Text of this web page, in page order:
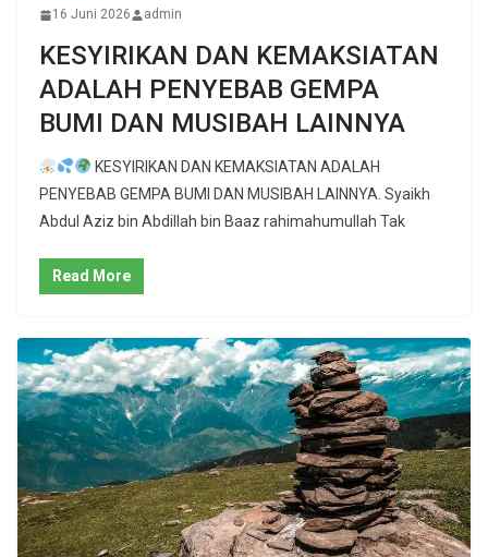
16 Juni 2026 admin
KESYIRIKAN DAN KEMAKSIATAN
ADALAH PENYEBAB GEMPA
BUMI DAN MUSIBAH LAINNYA
KESYIRIKAN DAN KEMAKSIATAN ADALAH
PENYEBAB GEMPA BUMI DAN MUSIBAH LAINNYA. Syaikh
Abdul Aziz bin Abdillah bin Baaz rahimahumullah Tak
Read More